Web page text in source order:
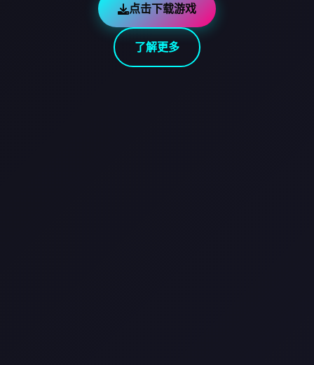
点击下载游戏
了解更多